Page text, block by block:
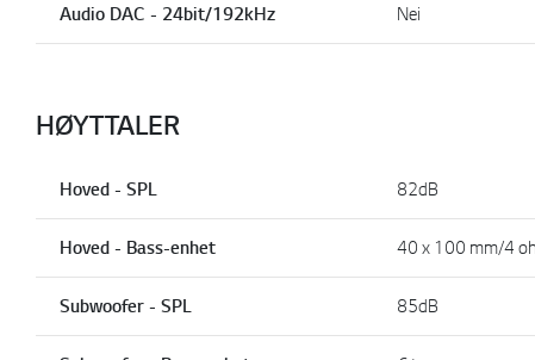
Audio DAC - 24bit/192kHz Nei
HØYTTALER
Hoved - SPL 82dB
Hoved - Bass-enhet 40 x 100 mm/4
Subwoofer - SPL 85dB